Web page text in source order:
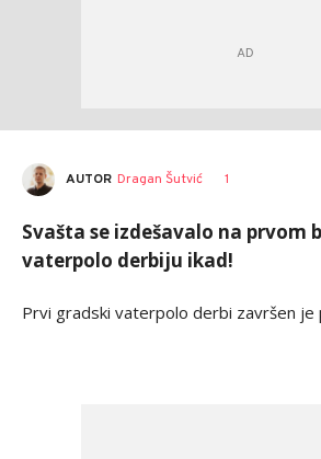
AUTOR Dragan Šutvić 1
Svašta se izdešavalo na prvom
vaterpolo derbiju ikad!
Prvi gradski vaterpolo derbi završen je